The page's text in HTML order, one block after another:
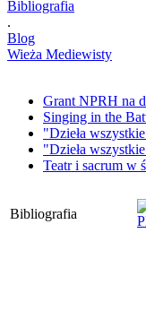
Bibliografia
.
Blog
Wieża Mediewisty
Grant NPRH na
Singing in the
"Dzieła
"Dzieła
Teatr i sacrum w
Bibliografia